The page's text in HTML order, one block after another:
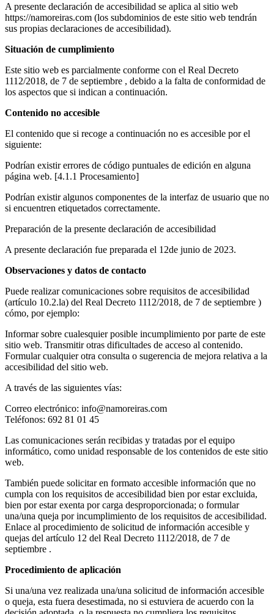
A presente declaración de accesibilidad se aplica al sitio web
https://namoreiras.com (los subdominios de este sitio web tendrán
sus propias declaraciones de accesibilidad).
Situación de cumplimiento
Este sitio web es parcialmente conforme con el Real Decreto
1112/2018, de 7 de septiembre , debido a la falta de conformidad de
los aspectos que si indican a continuación.
Contenido no accesible
El contenido que si recoge a continuación no es accesible por el
siguiente:
Podrían existir errores de código puntuales de edición en alguna
página web. [4.1.1 Procesamiento]
Podrían existir algunos componentes de la interfaz de usuario que no
si encuentren etiquetados correctamente.
Preparación de la presente declaración de accesibilidad
A presente declaración fue preparada el 12de junio de 2023.
Observaciones y datos de contacto
Puede realizar comunicaciones sobre requisitos de accesibilidad
(artículo 10.2.la) del Real Decreto 1112/2018, de 7 de septiembre )
cómo, por ejemplo:
Informar sobre cualesquier posible incumplimiento por parte de este
sitio web. Transmitir otras dificultades de acceso al contenido.
Formular cualquier otra consulta o sugerencia de mejora relativa a la
accesibilidad del sitio web.
A través de las siguientes vías:
Correo electrónico: info@namoreiras.com
Teléfonos: 692 81 01 45
Las comunicaciones serán recibidas y tratadas por el equipo
informático, como unidad responsable de los contenidos de este sitio
web.
También puede solicitar en formato accesible información que no
cumpla con los requisitos de accesibilidad bien por estar excluida,
bien por estar exenta por carga desproporcionada; o formular
una/una queja por incumplimiento de los requisitos de accesibilidad.
Enlace al procedimiento de solicitud de información accesible y
quejas del artículo 12 del Real Decreto 1112/2018, de 7 de
septiembre .
Procedimiento de aplicación
Si una/una vez realizada una/una solicitud de información accesible
o queja, esta fuera desestimada, no si estuviera de acuerdo con la